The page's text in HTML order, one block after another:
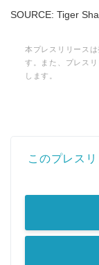
SOURCE: Tiger
本プレスリリース
す。また、プレス
します。
このプレス